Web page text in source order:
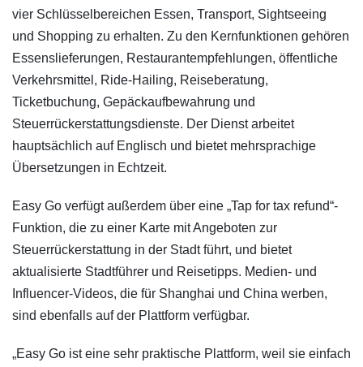
vier Schlüsselbereichen Essen, Transport, Sightseeing
und Shopping zu erhalten. Zu den Kernfunktionen gehören
Essenslieferungen, Restaurantempfehlungen, öffentliche
Verkehrsmittel, Ride-Hailing, Reiseberatung,
Ticketbuchung, Gepäckaufbewahrung und
Steuerrückerstattungsdienste. Der Dienst arbeitet
hauptsächlich auf Englisch und bietet mehrsprachige
Übersetzungen in Echtzeit.
Easy Go verfügt außerdem über eine „Tap for tax refund“-
Funktion, die zu einer Karte mit Angeboten zur
Steuerrückerstattung in der Stadt führt, und bietet
aktualisierte Stadtführer und Reisetipps. Medien- und
Influencer-Videos, die für Shanghai und China werben,
sind ebenfalls auf der Plattform verfügbar.
„Easy Go ist eine sehr praktische Plattform, weil sie einfach